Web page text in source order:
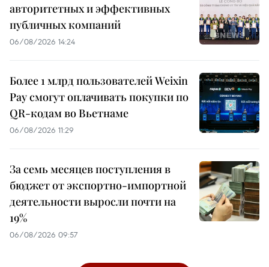
авторитетных и эффективных
публичных компаний
06/08/2026 14:24
Более 1 млрд пользователей Weixin
Pay смогут оплачивать покупки по
QR-кодам во Вьетнаме
06/08/2026 11:29
За семь месяцев поступления в
бюджет от экспортно-импортной
деятельности выросли почти на
19%
06/08/2026 09:57